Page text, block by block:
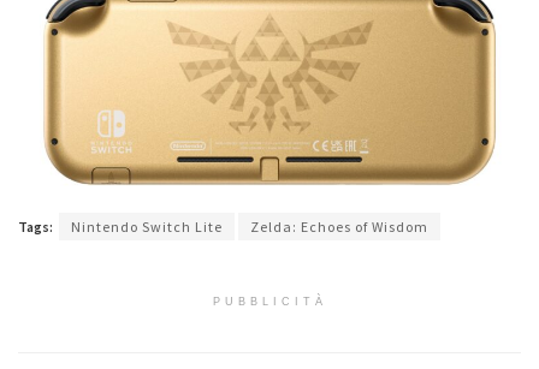
Tags: Nintendo Switch Lite Zelda: Echoes of Wisdom
PUBBLICITÀ